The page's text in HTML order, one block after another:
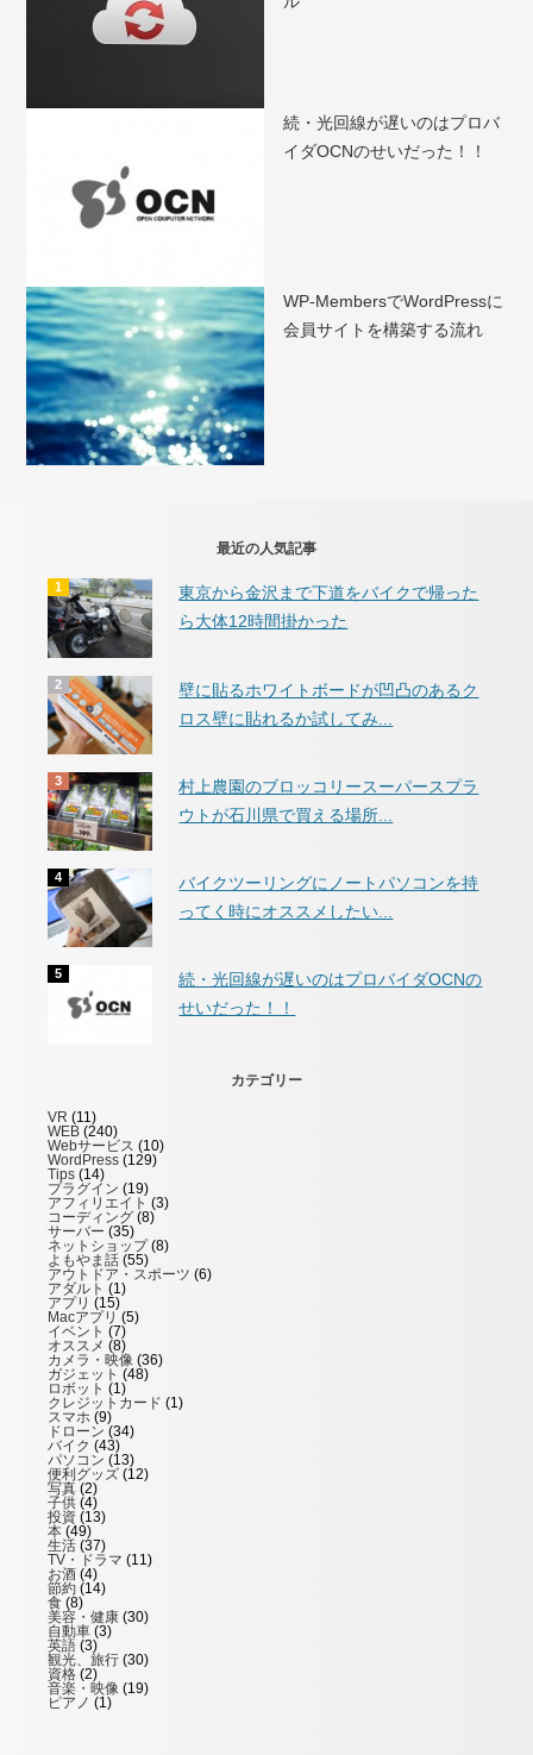
続・光回線が遅いのはプロバ
イダOCNのせいだった！！
WP-MembersでWordPressに
会員サイトを構築する流れ
最近の人気記事
東京から金沢まで下道をバイクで帰った
ら大体12時間掛かった
壁に貼るホワイトボードが凹凸のあるク
ロス壁に貼れるか試してみ...
村上農園のブロッコリースーパースプラ
ウトが石川県で買える場所...
バイクツーリングにノートパソコンを持
ってく時にオススメしたい...
続・光回線が遅いのはプロバイダOCNの
せいだった！！
カテゴリー
VR (11)
WEB (240)
Webサービス (10)
WordPress (129)
Tips (14)
プラグイン (19)
アフィリエイト (3)
コーディング (8)
サーバー (35)
ネットショップ(8)
よもやま話 (55)
アウトドア・スポーツ (6)
アダルト (1)
アプリ (15)
Macアプリ (5)
イベント (7)
オススメ (8)
カメラ・映像 (36)
ガジェット (48)
ロボット (1)
クレジットカード (1)
スマホ (9)
ドローン (34)
バイク (43)
パソコン (13)
便利グッズ (12)
写真 (2)
子供 (4)
投資 (13)
本 (49)
生活 (37)
TV・ドラマ (11)
お酒 (4)
節約 (14)
食 (8)
美容・健康 (30)
自動車 (3)
英語 (3)
観光、旅行 (30)
資格 (2)
音楽・映像 (19)
ピアノ (1)